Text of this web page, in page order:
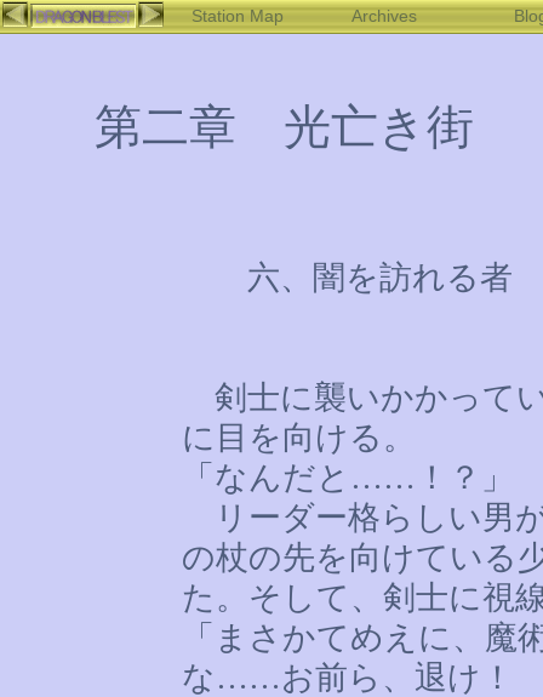
Station Map Archives
第二章 光亡き街
六、闇を訪れる者
剣士に襲いかかって
に目を向ける。
「なんだと …… ！？」
リーダー格らしい男
の杖の先を向けている
た。そして、剣士に視
「まさかてめえに、魔
な ……お前ら、退け！